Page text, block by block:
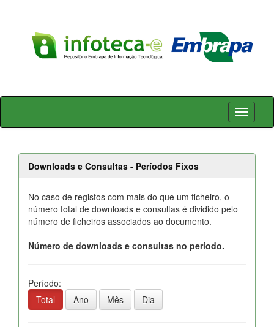
Skip
Downloads e Consultas - Períodos Fixos
No caso de registos com mais do que um ficheiro, o
número total de downloads e consultas é dividido pelo
número de ficheiros associados ao documento.
Número de downloads e consultas no período.
Período:
Total
Ano Mês Dia